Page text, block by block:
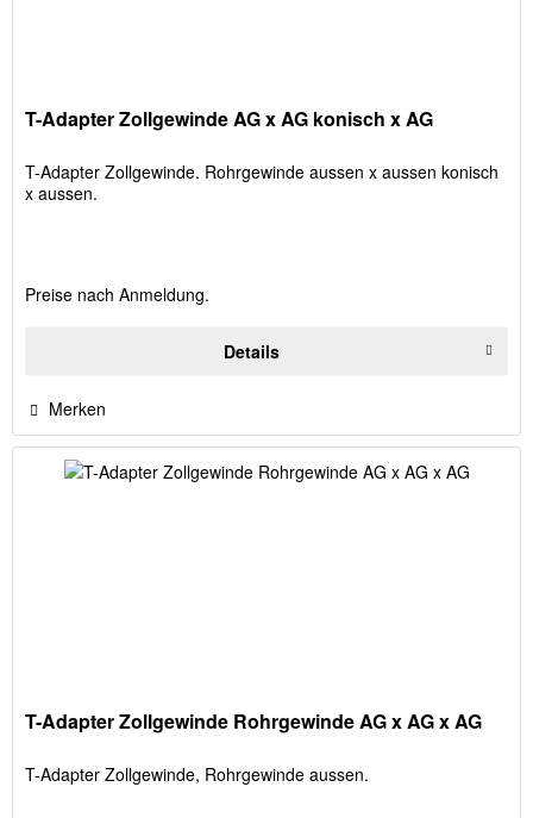
T-Adapter Zollgewinde AG x AG konisch x AG
T-Adapter Zollgewinde. Rohrgewinde aussen x aussen konisch
x aussen.
Preise nach Anmeldung.
Details
Merken
T-Adapter Zollgewinde Rohrgewinde AG x AG x AG
T-Adapter Zollgewinde, Rohrgewinde aussen.